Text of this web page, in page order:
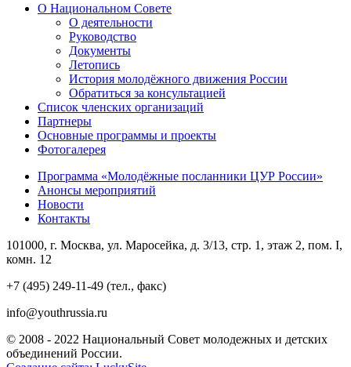
О Национальном Совете
О деятельности
Руководство
Документы
Летопись
История молодёжного движения России
Обратиться за консультацией
Список членских организаций
Партнеры
Основные программы и проекты
Фотогалерея
Программа «Молодёжные посланники ЦУР России»
Анонсы мероприятий
Новости
Контакты
101000, г. Москва, ул. Маросейка, д. 3/13, стр. 1, этаж 2, пом. I,
комн. 12
+7 (495) 249-11-49 (тел., факс)
info@youthrussia.ru
© 2008 - 2022 Национальный Совет молодежных и детских
объединений России.